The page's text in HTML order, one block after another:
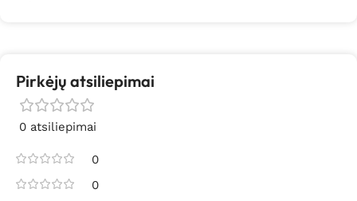
Pirkėjų atsiliepimai
0 atsiliepimai
0
0